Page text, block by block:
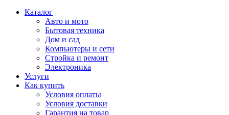
Каталог
Авто и мото
Бытовая техника
Дом и сад
Компьютеры и сети
Стройка и ремонт
Электроника
Услуги
Как купить
Условия оплаты
Условия доставки
Гарантия на товар